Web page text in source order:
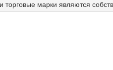
торговые марки являются